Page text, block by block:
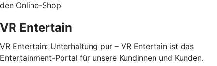
den Online-Shop
VR Entertain
VR Entertain: Unterhaltung pur – VR Entertain ist das
Entertainment-Portal für unsere Kundinnen und Kunden.